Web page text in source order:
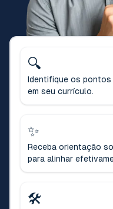
🔍
Identifique os
em seu currículo.
✨
Receba orientação
para alinhar
🛠️